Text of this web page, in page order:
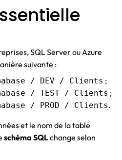
SQL Server ou Azure
suivante :
/ DEV / Clients ;
/ TEST / Clients ;
/ PROD / Clients.
et le nom de la table
schéma SQLchange selon